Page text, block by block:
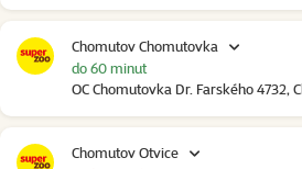
Chomutov Chomutovka
OC Chomutovka Dr. Farského 4732,
do 60 minut
Chomutov Otvice